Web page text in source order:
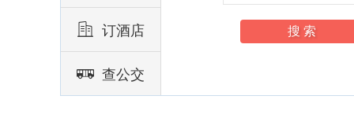
 订酒店
 查公交